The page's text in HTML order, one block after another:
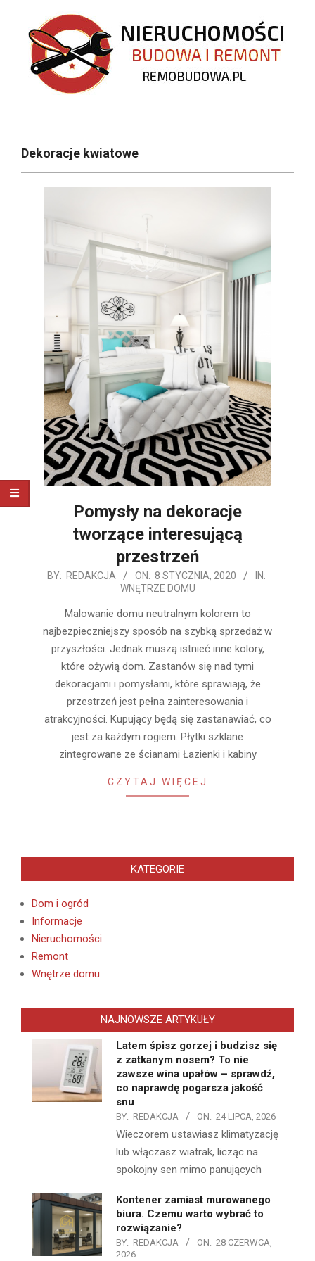
content
REMOBUDOWA.PL
NavigationDekoracje kwiatowe
Pomysły na dekoracje
tworzące interesującą
przestrzeń
2020-
BY: REDAKCJA ON: 8 STYCZNIA, 2020
IN:
WNĘTRZE DOMU
Malowanie domu neutralnym kolorem to
najbezpieczniejszy sposób na szybką sprzedaż w
przyszłości. Jednak muszą istnieć inne kolory,
które ożywią dom. Zastanów się nad tymi
dekoracjami i pomysłami, które sprawiają, że
przestrzeń jest pełna zainteresowania i
atrakcyjności. Kupujący będą się zastanawiać, co
jest za każdym rogiem. Płytki szklane
zintegrowane ze ścianami Łazienki i kabiny
CZYTAJ WIĘCEJ
KATEGORIE
Dom i ogród
Informacje
Nieruchomości
Remont
Wnętrze domu
NAJNOWSZE ARTYKUŁY
Latem śpisz gorzej i budzisz się
z zatkanym nosem? To nie
zawsze wina upałów – sprawdź,
co naprawdę pogarsza jakość
snu
BY: REDAKCJA ON: 24 LIPCA, 2026
Wieczorem ustawiasz klimatyzację
lub włączasz wiatrak, licząc na
spokojny sen mimo panujących
Kontener zamiast murowanego
biura. Czemu warto wybrać to
rozwiązanie?
BY: REDAKCJA ON: 28 CZERWCA,
2026